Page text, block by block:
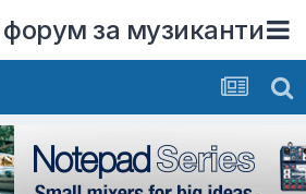
за музиканти